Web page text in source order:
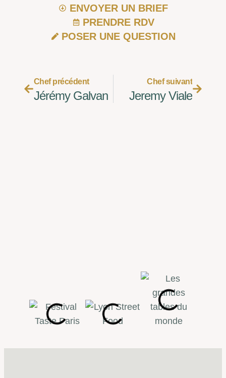
ENVOYER UN BRIEF
PRENDRE RDV
POSER UNE QUESTION
Chef précédent
Jérémy Galvan
Chef suivant
Jeremy Viale